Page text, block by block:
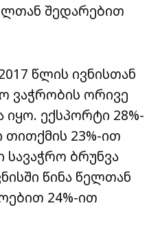
შედარებით
წლის ივნისთან
ვაჭრობის ორივე
იყო. ექსპორტი 28%-
23%-ით
სავაჭრო ბრუნვა
წინა წელთან
24%-ით